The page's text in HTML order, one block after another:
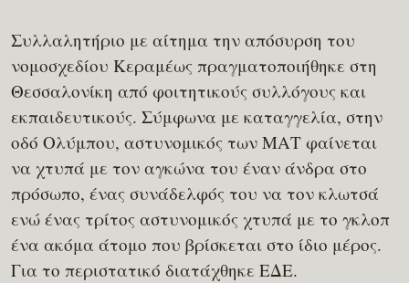
Συλλαλητήριο με αίτημα την απόσυρση του
νομοσχεδίου Κεραμέως πραγματοποιήθηκε στη
Θεσσαλονίκη από φοιτητικούς συλλόγους και
εκπαιδευτικούς. Σύμφωνα με καταγγελία, στην
οδό Ολύμπου, αστυνομικός των ΜΑΤ φαίνεται
να χτυπά με τον αγκώνα του έναν άνδρα στο
πρόσωπο, ένας συνάδελφός του να τον κλωτσά
ενώ ένας τρίτος αστυνομικός χτυπά με το γκλοπ
ένα ακόμα άτομο που βρίσκεται στο ίδιο μέρος.
Για το περιστατικό διατάχθηκε ΕΔΕ.